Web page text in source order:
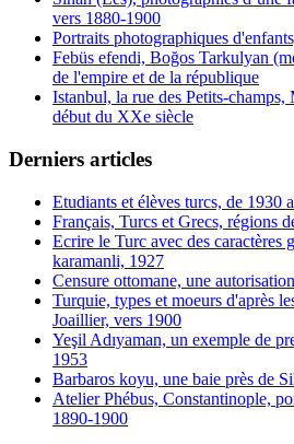
vers 1880-1900
Portraits photographiques
Febüs efendi, Boğos Tarkulyan
de l'empire et de la république
Istanbul, la rue des Petits-champs,
début du XXe siècle
Derniers articles
Etudiants et élèves turcs, de 1930
Français, Turcs et Grecs, régions
Ecrire le Turc avec des caractères
karamanli, 1927
Censure ottomane, une
Turquie, types et moeurs d'après
Joaillier, vers 1900
Yeşil Adıyaman, un exemple de
1953
Barbaros koyu, une baie près de
Atelier Phébus, Constantinople,
1890-1900